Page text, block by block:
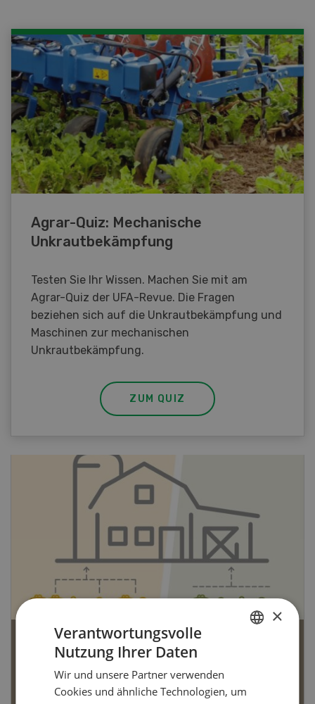
Agrar-Quiz: Mechanische
Unkrautbekämpfung
Testen Sie Ihr Wissen. Machen Sie mit am
Agrar-Quiz der UFA-Revue. Die Fragen
beziehen sich auf die Unkrautbekämpfung und
Maschinen zur mechanischen
Unkrautbekämpfung.
ZUM QUIZ
Bio-Artikel
×
Verantwortungsvolle
Nutzung Ihrer Daten
Wir und unsere Partner verwenden
Cookies und ähnliche Technologien, um